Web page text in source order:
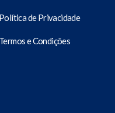
Política de Privacidade
Termos e Condições